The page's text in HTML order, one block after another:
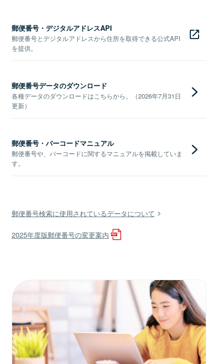
郵便番号・デジタルアドレスAPI
郵便番号とデジタルアドレスから住所を取得できる公式API
を提供。
郵便番号データのダウンロード
各種データのダウンロードはこちらから。（2026年7月31日
更新）
郵便番号・バーコードマニュアル
郵便番号や、バーコードに関するマニュアルを掲載していま
す。
郵便番号検索に使用されているデータについて
2025年度版郵便番号の変更案内